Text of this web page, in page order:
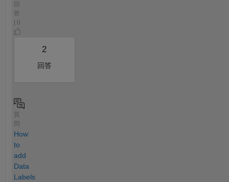
回
答
| 0
2
回答
質
How
to
add
Data
Labels